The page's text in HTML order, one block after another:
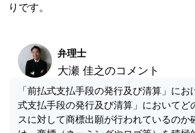
りです。
弁理士
大瀬 佳之のコメント
「前払式支払手段の発行及び清算」に
式支払手段の発行及び清算」においてど
スに対して商標出願が行われているのか